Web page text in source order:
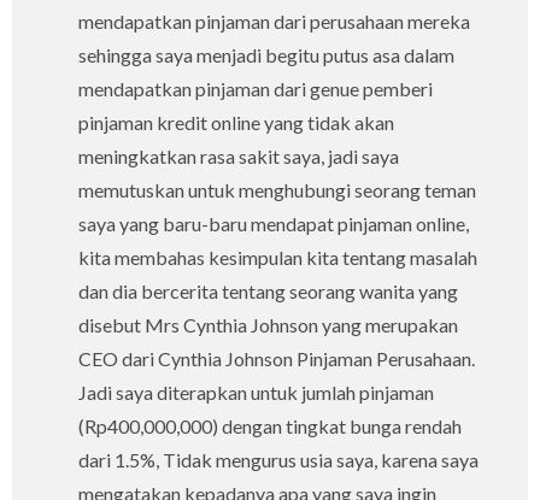
mendapatkan pinjaman dari perusahaan mereka
sehingga saya menjadi begitu putus asa dalam
mendapatkan pinjaman dari genue pemberi
pinjaman kredit online yang tidak akan
meningkatkan rasa sakit saya, jadi saya
memutuskan untuk menghubungi seorang teman
saya yang baru-baru mendapat pinjaman online,
kita membahas kesimpulan kita tentang masalah
dan dia bercerita tentang seorang wanita yang
disebut Mrs Cynthia Johnson yang merupakan
CEO dari Cynthia Johnson Pinjaman Perusahaan.
Jadi saya diterapkan untuk jumlah pinjaman
(Rp400,000,000) dengan tingkat bunga rendah
dari 1.5%, Tidak mengurus usia saya, karena saya
mengatakan kepadanya apa yang saya ingin